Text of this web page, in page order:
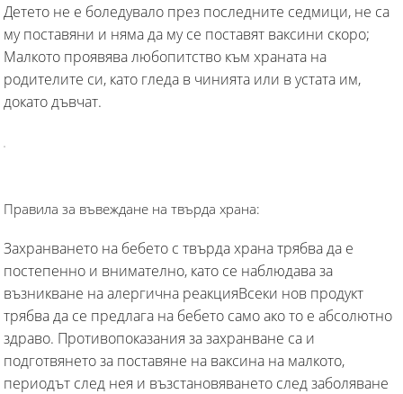
Детето не е боледувало през последните седмици, не са
му поставяни и няма да му се поставят ваксини скоро;
Малкото проявява любопитство към храната на
родителите си, като гледа в чинията или в устата им,
докато дъвчат.
Правила за въвеждане на твърда храна:
Захранването на бебето с твърда храна трябва да е
постепенно и внимателно, като се наблюдава за
възникване на алергична реакцияВсеки нов продукт
трябва да се предлага на бебето само ако то е абсолютно
здраво. Противопоказания за захранване са и
подготвянето за поставяне на ваксина на малкото,
периодът след нея и възстановяването след заболяване